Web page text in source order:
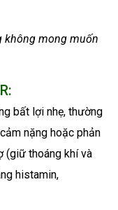
không mong muốn
bất lợi nhẹ, thường
nặng hoặc phản
(giữ thoáng khí và
histamin,